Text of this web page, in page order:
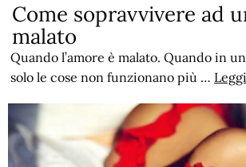
Come sopravvivere ad
malato
Quando l’amore è malato. Quando in
solo le cose non funzionano più …